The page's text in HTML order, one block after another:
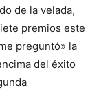
de la velada,
premios este
preguntó» la
del éxito